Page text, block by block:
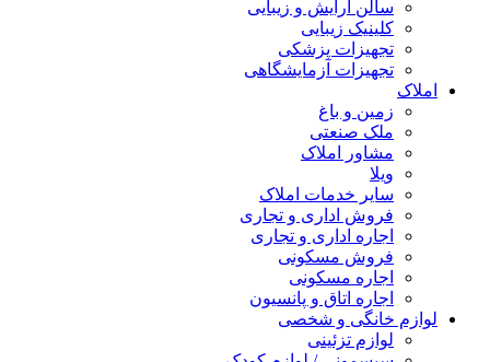
سالن آرایش و زیبایی
کلینیک زیبایی
تجهیزات پزشکی
تجهیزات آزمایشگاهی
املاک
زمین و باغ
ملک صنعتی
مشاور املاک
ویلا
سایر خدمات املاک
فروش اداری و تجاری
اجاره اداری و تجاری
فروش مسکونی
اجاره مسکونی
اجاره اتاق و پانسیون
لوازم خانگی و شخصی
لوازم تزئینی